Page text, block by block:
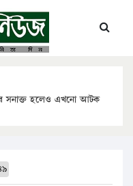
সনাক্ত হলেও এখনো আটক